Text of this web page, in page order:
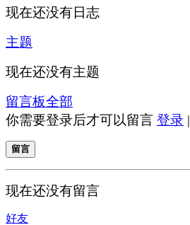
现在还没有日志
主题
现在还没有主题
留言板全部
你需要登录后才可以留言 登录 |
留言
现在还没有留言
好友